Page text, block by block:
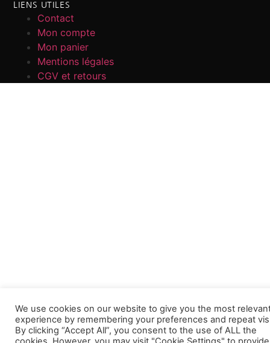
LIENS UTILES
Contact
Mon compte
Mon panier
Mentions légales
CGV et retours
We use cookies on our website to give you the most
experience by remembering your preferences and repeat
By clicking “Accept All”, you consent to the use of ALL the